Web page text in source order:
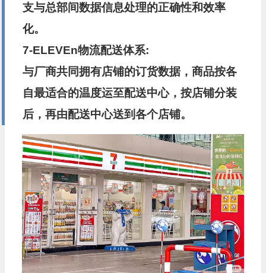
支与总部间数据信息处理的正确性和效率
化。
7-ELEVEn物流配送体系:
与厂商共同拥有店铺的订货数据，商品按各
自最适合的温度运至配送中心，按店铺分装
后，再由配送中心送到各个店铺。